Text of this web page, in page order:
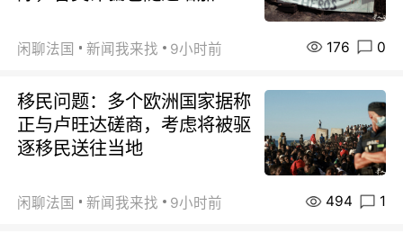
闲聊法国 新闻我来找 9小时前 176 0
移民问题：多个欧洲国家据称
正与卢旺达磋商，考虑将被驱
逐移民送往当地
闲聊法国 新闻我来找 9小时前 494 1